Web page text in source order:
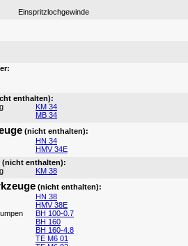
Einspritzlochgewinde
enthalten):
KM 34
MB 34
(nicht enthalten):
HN 34
HMV 34E
(nicht enthalten):
KM 38
(nicht enthalten):
HN 38
HMV 38E
BH 100-0.7
BH 160
BH 160-4.8
TE M6 01